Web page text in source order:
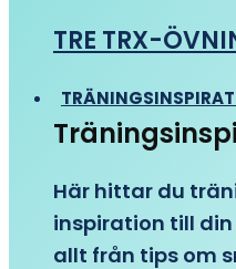
TRE TRX-
Här hittar du
inspiration till
allt från tips om